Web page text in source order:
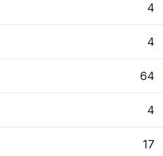
4
4
64
4
17